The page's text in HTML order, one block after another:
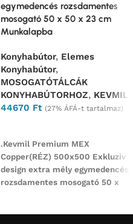
egymedencés rozsdamentes
mosogató 50 x 50 x 23 cm
Munkalapba
Konyhabútor, Elemes
Konyhabútor,
MOSOGATÓTÁLCÁK
KONYHABÚTORHOZ, KEVMIL
44670 Ft (27% ÁFÁ-t tartalmaz)
.Kevmil Premium MEX
Copper(RÉZ) 500x500 Exkluzív
design extra mély egymedencés
rozsdamentes mosogató 50 x